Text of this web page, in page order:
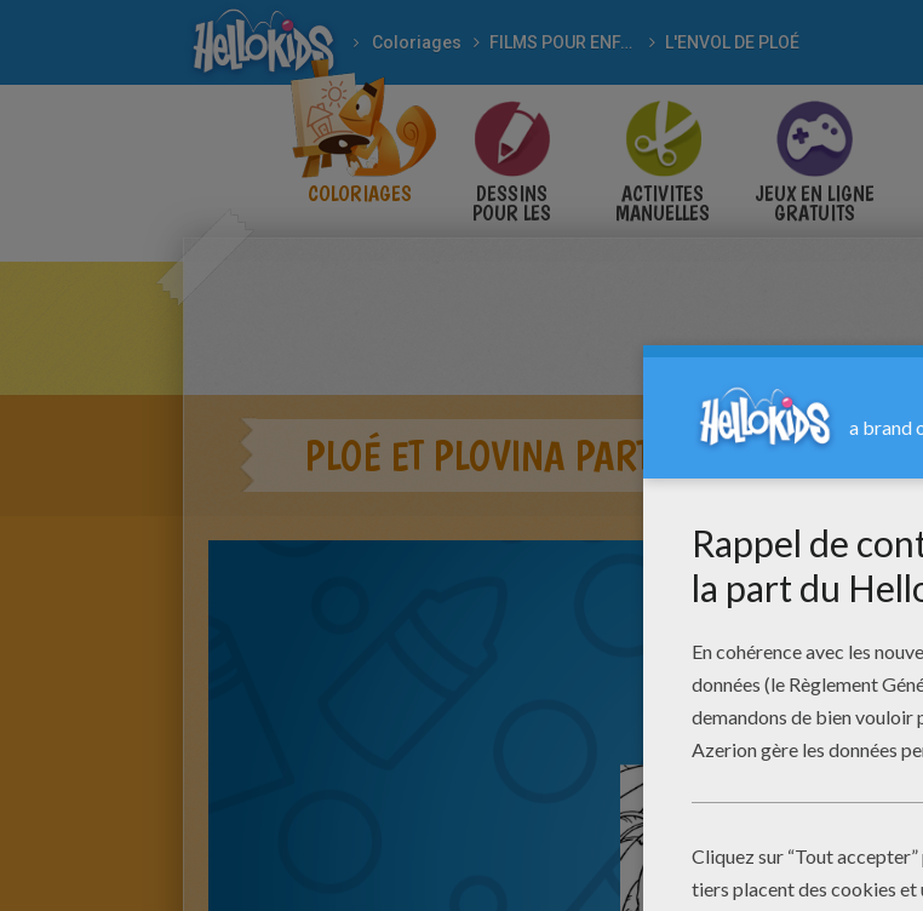
Coloriages FILMS POUR ENFANTS L'ENVOL DE PLOÉ
COLORIAGES DESSINS
POUR LES
ACTIVITES
MANUELLES
JEUX EN LIGNE
GRATUITS
PLOÉ ET PLOVINA PARTAGENT LEUR REPAS